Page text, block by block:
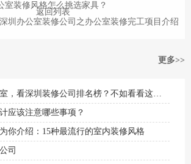
室装修风格怎么挑选家具？
深圳办公室装修公司之办公室装修完工项目介绍
返回列表
更多>>
深圳装修办公室，看深圳装修公司排名榜？不如看看这篇最全办公室装修攻略！
应该注意哪些事项？
你介绍：15种最流行的室内装修风格
司